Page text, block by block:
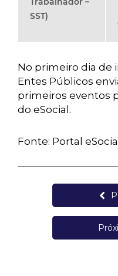
SST)
No primeiro dia de
Entes Públicos
primeiros eventos
do eSocial.
Fonte: Portal eSocial